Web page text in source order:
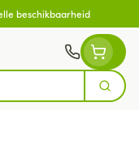
beschikbaarheid
Zoek